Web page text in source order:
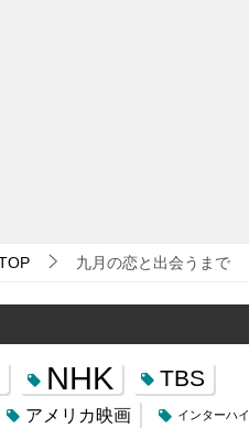
九月の恋と出会うまで
NHK TBS
アメリカ映画 インターハイ